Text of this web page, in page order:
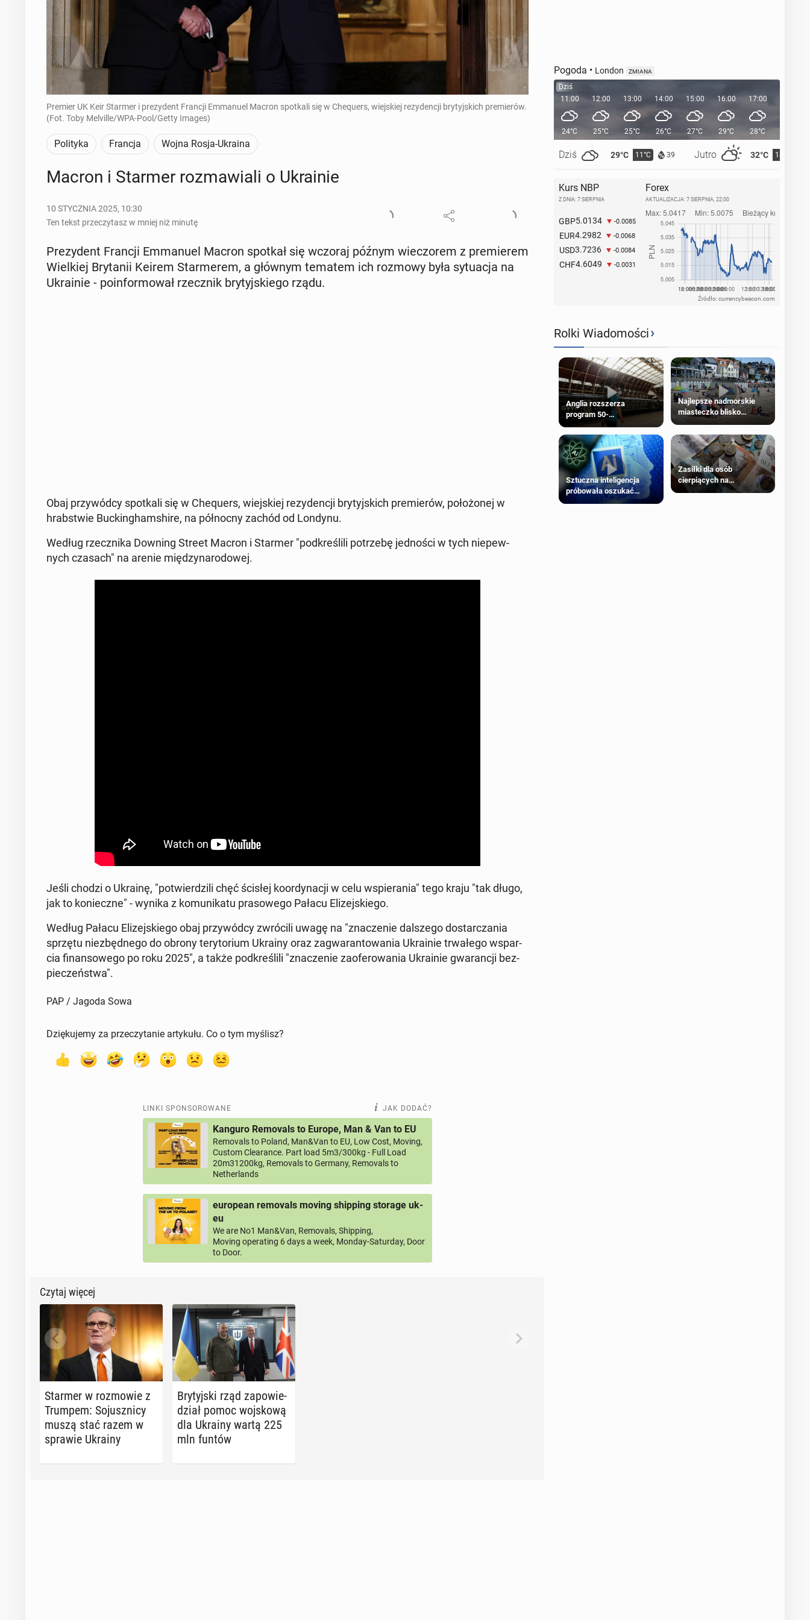
Premier UK Keir Starmer i prezydent Francji Emmanuel Macron spotkali się w Chequers, wiejskiej rezydencji brytyjskich premierów.
(Fot. Toby Melville/WPA-Pool/Getty Images)
Polityka Francja Wojna Rosja-Ukraina
Macron i Starmer roz­ma­wia­li o Ukra­inie
10 STYCZNIA 2025, 10:30
Ten tekst przeczytasz w mniej niż minutę
Pre­zy­dent Francji Em­ma­nu­el Macron spotkał się wczoraj późnym wie­czo­rem z pre­mie­rem
Wiel­kiej Bry­ta­nii Keirem Star­me­rem, a głównym tematem ich rozmowy była sy­tu­acja na
Ukra­inie - po­in­for­mo­wał rzecz­nik bry­tyj­skie­go rządu.
Obaj przy­wód­cy spo­tka­li się w Che­qu­ers, wiej­skiej re­zy­den­cji bry­tyj­skich pre­mie­rów, po­ło­żo­nej w
hrab­stwie Buc­kin­gham­shi­re, na pół­noc­ny zachód od Londynu.
Według rzecz­ni­ka Downing Street Macron i Starmer "pod­kre­śli­li po­trze­bę jed­no­ści w tych nie­pew­
nych czasach" na arenie mię­dzy­na­ro­do­wej.
Jeśli chodzi o Ukrainę, "po­twier­dzi­li chęć ścisłej ko­or­dy­na­cji w celu wspie­ra­nia" tego kraju "tak długo,
jak to ko­niecz­ne" - wynika z ko­mu­ni­ka­tu pra­so­we­go Pałacu Eli­zej­skie­go.
Według Pałacu Eli­zej­skie­go obaj przy­wód­cy zwró­ci­li uwagę na "zna­cze­nie dal­sze­go do­star­cza­nia
sprzętu nie­zbęd­ne­go do obrony te­ry­to­rium Ukrainy oraz za­gwa­ran­to­wa­nia Ukra­inie trwa­łe­go wspar­
cia fi­nan­so­we­go po roku 2025", a także pod­kre­śli­li "zna­cze­nie za­ofe­ro­wa­nia Ukra­inie gwa­ran­cji bez­
pie­czeń­stwa".
PAP / Jagoda Sowa
Dziękujemy za przeczytanie artykułu. Co o tym myślisz?
LINKI SPONSOROWANE JAK DODAĆ?
Kanguro Removals to Europe, Man & Van to EU
Removals to Poland, Man&Van to EU, Low Cost, Moving,
Custom Clearance. Part load 5m3/300kg - Full Load
20m31200kg, Removals to Germany, Removals to
Netherlands
european removals moving shipping storage uk-
eu
We are No1 Man&Van, Removals, Shipping,
Moving operating 6 days a week, Monday-Saturday, Door
to Door.
Czytaj więcej
Starmer w roz­mo­wie z
Trumpem: So­jusz­ni­cy
muszą stać razem w
sprawie Ukrainy
Bry­tyj­ski rząd za­po­wie­
dział pomoc woj­sko­wą
dla Ukrainy wartą 225
mln funtów
Pogoda • London ZMIANA
Dziś
11:00
24°C
Dziś 29°C 11°C 39 Jutro 32°C 14°C
12:00
25°C
13:00
25°C
14:00
26°C
15:00
27°C
16:00
29°C
17:00
28°C
Kurs NBP
Z DNIA: 7 SIERPNIA
GBP5.0134 -0.0085
EUR4.2982 -0.0068
USD3.7236 -0.0084
CHF4.6049 -0.0031
Forex
AKTUALIZACJA: 7 SIERPNIA, 22:00
Źródło: currencybeacon.com
Rolki Wiadomości›
Anglia rozszerza
program 50-
procentowych zniżek
kolejowych na 18-latków
Najlepsze nadmorskie
miasteczko blisko
Londynu
Sztuczna inteligencja
próbowała oszukać
człowieka
Zasiłki dla osób
cierpiących na
schorzenia psychiczne